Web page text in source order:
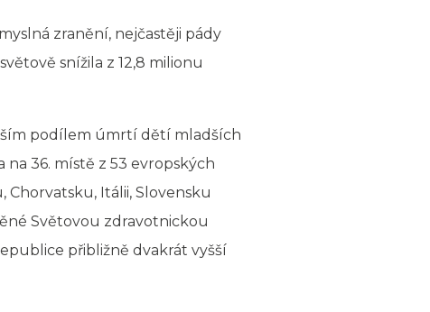
zranění, nejčastěji pády
snížila z 12,8 milionu
podílem úmrtí dětí mladších
36. místě z 53 evropských
Chorvatsku, Itálii, Slovensku
Světovou zdravotnickou
přibližně dvakrát vyšší